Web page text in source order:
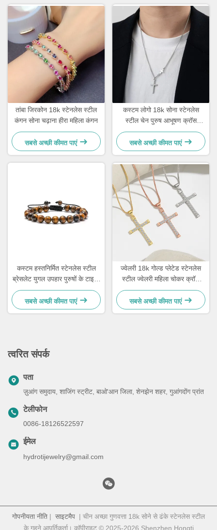
तांबा जिरकोन 18k स्टेनलेस स्टील
कंगन सोना चढ़ाना हीरा महिला कंगन
सबसे अच्छी कीमत पाएं
कस्टम लोगो 18k सोना स्टेनलेस
स्टील चेन पुरुष आभूषण क्रॉस
लटकन चेन
सबसे अच्छी कीमत पाएं
कस्टम हस्तनिर्मित स्टेनलेस स्टील
ब्रेसलेट युगल उपहार पुरुषों के टाइगर
आई स्टोन मनके कंगन
सबसे अच्छी कीमत पाएं
ज्वेलरी 18k गोल्ड प्लेटेड स्टेनलेस
स्टील ज्वेलरी महिला चोकर क्रॉस
नेकलेस 20 इंच
सबसे अच्छी कीमत पाएं
त्वरित संपर्क
पता
ज़ुआंग समुदाय, शाजिंग स्ट्रीट, बाओ'आन जिला, शेनझेन शहर, गुआंगदोंग प्रांत
टेलीफोन
0086-18126522597
ईमेल
hydrotijewelry@gmail.com
गोपनीयता नीति | साइटमैप | चीन अच्छा गुणवत्ता 18k सोने से ढंके स्टेनलेस स्टील
के गहने आपूर्तिकर्ता। कॉपीराइट © 2025-2026 Shenzhen Hongti